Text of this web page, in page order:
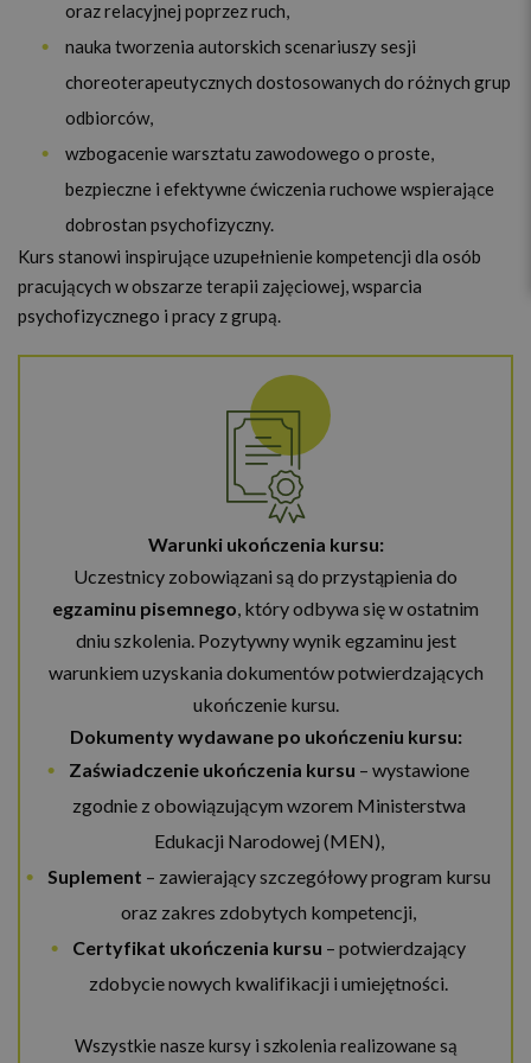
oraz relacyjnej poprzez ruch,
nauka tworzenia autorskich scenariuszy sesji
choreoterapeutycznych dostosowanych do różnych grup
odbiorców,
wzbogacenie warsztatu zawodowego o proste,
bezpieczne i efektywne ćwiczenia ruchowe wspierające
dobrostan psychofizyczny.
Kurs stanowi inspirujące uzupełnienie kompetencji dla osób
pracujących w obszarze terapii zajęciowej, wsparcia
psychofizycznego i pracy z grupą.
Warunki ukończenia kursu:
Uczestnicy zobowiązani są do przystąpienia do
egzaminu pisemnego, który odbywa się w ostatnim
dniu szkolenia. Pozytywny wynik egzaminu jest
warunkiem uzyskania dokumentów potwierdzających
ukończenie kursu.
Dokumenty wydawane po ukończeniu kursu:
Zaświadczenie ukończenia kursu – wystawione
zgodnie z obowiązującym wzorem Ministerstwa
Edukacji Narodowej (MEN),
Suplement – zawierający szczegółowy program kursu
oraz zakres zdobytych kompetencji,
Certyfikat ukończenia kursu – potwierdzający
zdobycie nowych kwalifikacji i umiejętności.
Wszystkie nasze kursy i szkolenia realizowane są